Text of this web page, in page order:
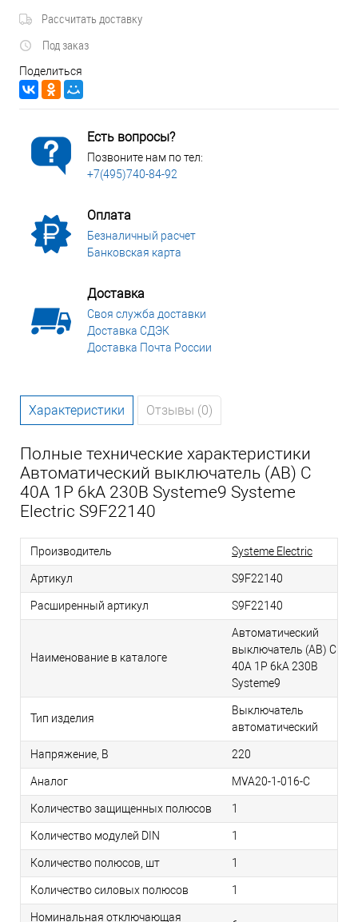
Рассчитать доставку
Под заказ
Поделиться
Есть вопросы?
Позвоните нам по тел:
+7(495)740-84-92
Оплата
Безналичный расчет
Банковская карта
Доставка
Своя служба доставки
Доставка СДЭК
Доставка Почта России
Характеристики Отзывы (0)
Полные технические характеристики
Автоматический выключатель (АВ) C
40A 1P 6kA 230В Systeme9 Systeme
Electric S9F22140
Производитель Systeme Electric
Артикул S9F22140
Расширенный артикул S9F22140
Наименование в каталоге
Автоматический
выключатель (АВ) C
40A 1P 6kA 230В
Systeme9
Тип изделия
Выключатель
автоматический
Напряжение, В 220
Аналог MVA20-1-016-C
Количество защищенных полюсов 1
Количество модулей DIN 1
Количество полюсов, шт 1
Количество силовых полюсов 1
Номинальная отключающая